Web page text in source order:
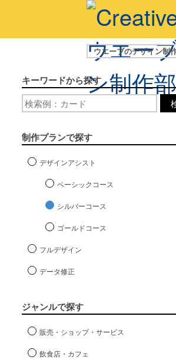
ウエーブのデザイン制
キーワードから探す
制作プランで探す
デザインアシスト
ベーシックコース
シルバーコース
ゴールドコース
フルデザイン
データ修正
ジャンルで探す
販売・ショップ・サービス
飲食店・カフェ